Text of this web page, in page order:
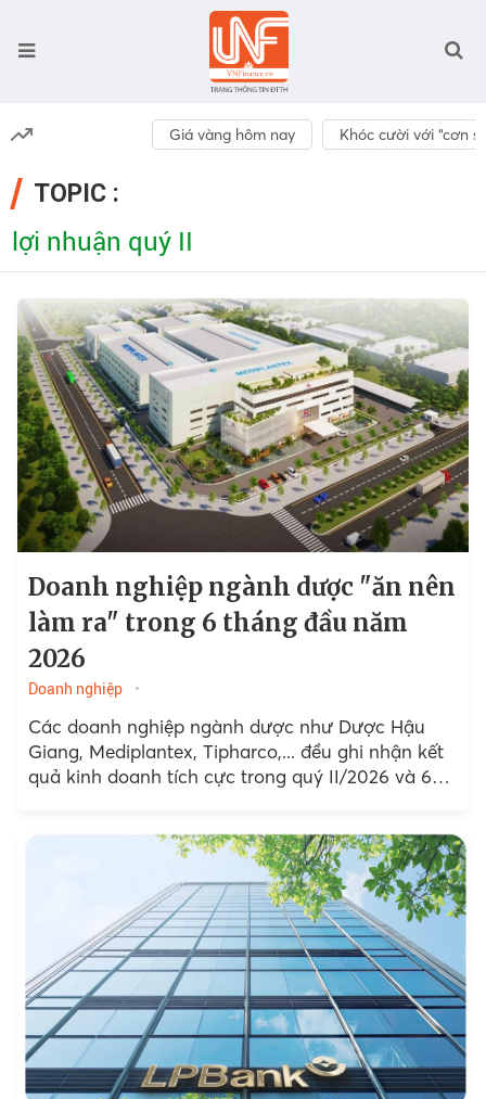
Giá vàng hôm nay Khóc cười với “cơn
TOPIC :
lợi nhuận quý II
Doanh nghiệp ngành dược "ăn nên
làm ra" trong 6 tháng đầu năm
2026
Doanh nghiệp
Các doanh nghiệp ngành dược như Dược Hậu
Giang, Mediplantex, Tipharco,... đều ghi nhận kết
quả kinh doanh tích cực trong quý II/2026 và 6